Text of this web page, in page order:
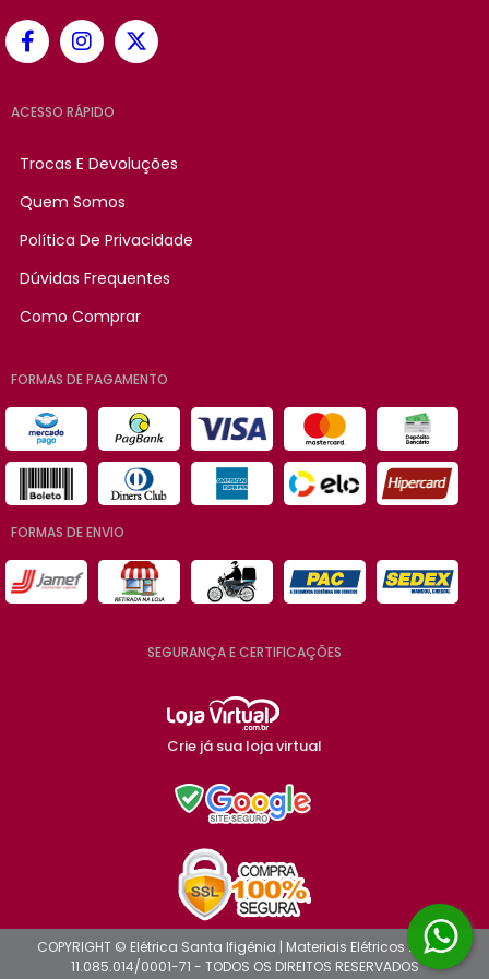
ACESSO RÁPIDO
Trocas E Devoluções
Quem Somos
Política De Privacidade
Dúvidas Frequentes
Como Comprar
FORMAS DE PAGAMENTO
FORMAS DE ENVIO
SEGURANÇA E CERTIFICAÇÕES
Crie já sua loja virtual
COPYRIGHT © Elétrica Santa Ifigênia | Materiais Elétricos 2026 -
11.085.014/0001-71 - TODOS OS DIREITOS RESERVADOS